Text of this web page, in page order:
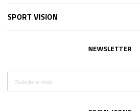
SPORT VISION
NEWSLETTER